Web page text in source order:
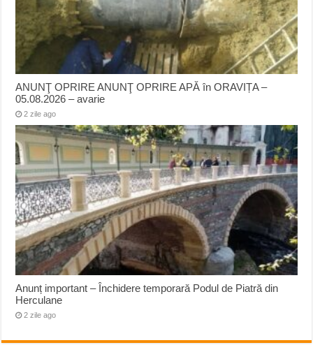
ANUNŢ OPRIRE ANUNŢ OPRIRE APĂ în ORAVIȚA –
05.08.2026 – avarie
2 zile ago
Anunț important – Închidere temporară Podul de Piatră din
Herculane
2 zile ago